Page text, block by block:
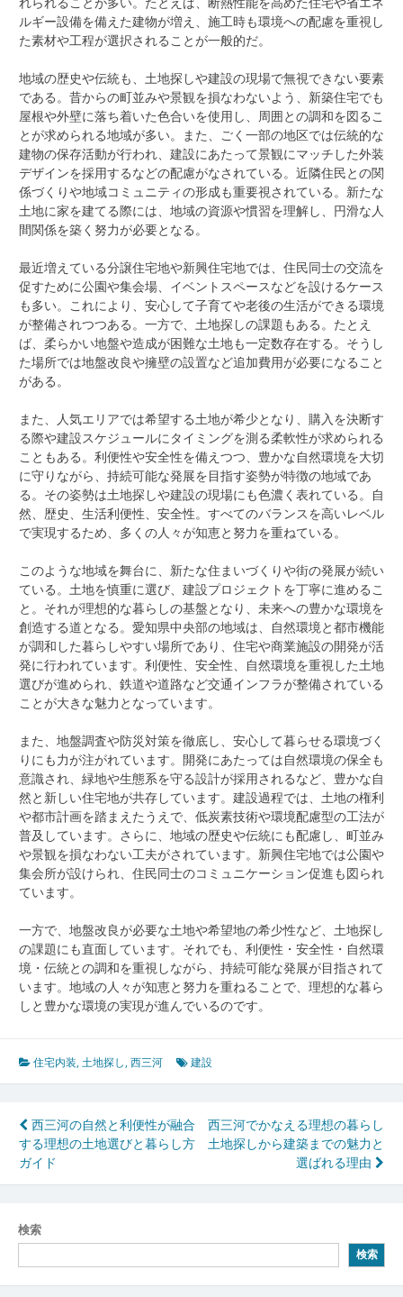
ルギー設備を備えた建物が増え、施工時も環境への配慮を重視し
た素材や工程が選択されることが一般的だ。
地域の歴史や伝統も、土地探しや建設の現場で無視できない要素
である。昔からの町並みや景観を損なわないよう、新築住宅でも
屋根や外壁に落ち着いた色合いを使用し、周囲との調和を図るこ
とが求められる地域が多い。また、ごく一部の地区では伝統的な
建物の保存活動が行われ、建設にあたって景観にマッチした外装
デザインを採用するなどの配慮がなされている。近隣住民との関
係づくりや地域コミュニティの形成も重要視されている。新たな
土地に家を建てる際には、地域の資源や慣習を理解し、円滑な人
間関係を築く努力が必要となる。
最近増えている分譲住宅地や新興住宅地では、住民同士の交流を
促すために公園や集会場、イベントスペースなどを設けるケース
も多い。これにより、安心して子育てや老後の生活ができる環境
が整備されつつある。一方で、土地探しの課題もある。たとえ
ば、柔らかい地盤や造成が困難な土地も一定数存在する。そうし
た場所では地盤改良や擁壁の設置など追加費用が必要になること
がある。
また、人気エリアでは希望する土地が希少となり、購入を決断す
る際や建設スケジュールにタイミングを測る柔軟性が求められる
こともある。利便性や安全性を備えつつ、豊かな自然環境を大切
に守りながら、持続可能な発展を目指す姿勢が特徴の地域であ
る。その姿勢は土地探しや建設の現場にも色濃く表れている。自
然、歴史、生活利便性、安全性。すべてのバランスを高いレベル
で実現するため、多くの人々が知恵と努力を重ねている。
このような地域を舞台に、新たな住まいづくりや街の発展が続い
ている。土地を慎重に選び、建設プロジェクトを丁寧に進めるこ
と。それが理想的な暮らしの基盤となり、未来への豊かな環境を
創造する道となる。愛知県中央部の地域は、自然環境と都市機能
が調和した暮らしやすい場所であり、住宅や商業施設の開発が活
発に行われています。利便性、安全性、自然環境を重視した土地
選びが進められ、鉄道や道路など交通インフラが整備されている
ことが大きな魅力となっています。
また、地盤調査や防災対策を徹底し、安心して暮らせる環境づく
りにも力が注がれています。開発にあたっては自然環境の保全も
意識され、緑地や生態系を守る設計が採用されるなど、豊かな自
然と新しい住宅地が共存しています。建設過程では、土地の権利
や都市計画を踏まえたうえで、低炭素技術や環境配慮型の工法が
普及しています。さらに、地域の歴史や伝統にも配慮し、町並み
や景観を損なわない工夫がされています。新興住宅地では公園や
集会所が設けられ、住民同士のコミュニケーション促進も図られ
ています。
一方で、地盤改良が必要な土地や希望地の希少性など、土地探し
の課題にも直面しています。それでも、利便性・安全性・自然環
境・伝統との調和を重視しながら、持続可能な発展が目指されて
います。地域の人々が知恵と努力を重ねることで、理想的な暮ら
しと豊かな環境の実現が進んでいるのです。
住宅内装,土地探し,西三河 建設
投
稿
ナ
ビ
ゲ
ー
西三河の自然と利便性が融合
する理想の土地選びと暮らし方
ガイド
西三河でかなえる理想の暮らし
土地探しから建築までの魅力と
選ばれる理由
検索
検索